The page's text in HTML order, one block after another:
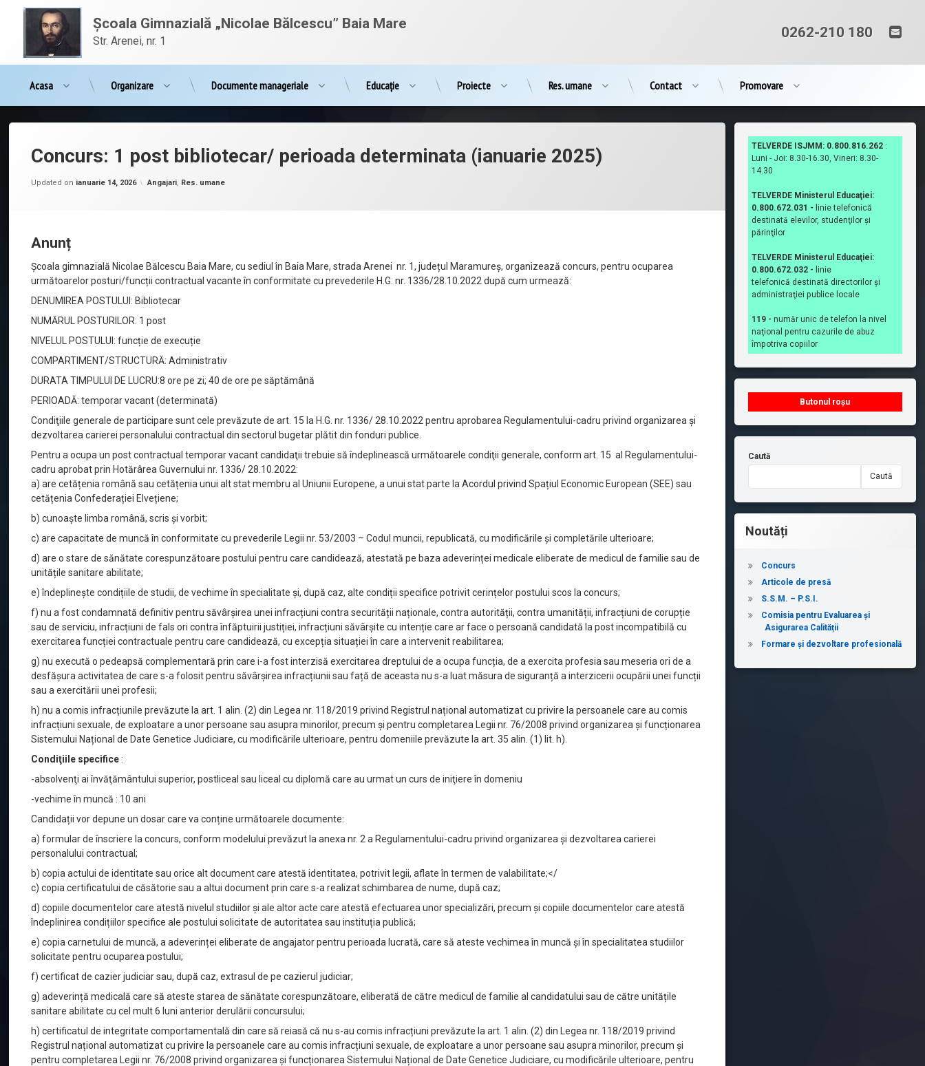
conținut
Școala Gimnazială „Nicolae Bălcescu” Baia Mare
Str. Arenei, nr. 1
Tel:
0262-210 180
Acasa Organizare Documente manageriale Educație Proiecte Res. umane Contact Promovare
Concurs: 1 post bibliotecar/ perioada determinata (ianuarie 2025)
Updated on ianuarie 14, 2026 Categorii:
Angajari, Res. umane
Anunț
Școala gimnazială Nicolae Bălcescu Baia Mare, cu sediul în Baia Mare, strada Arenei nr. 1, județul Maramureș, organizează concurs, pentru ocuparea
următoarelor posturi/funcții contractual vacante în conformitate cu prevederile H.G. nr. 1336/28.10.2022 după cum urmează:
DENUMIREA POSTULUI: Bibliotecar
NUMĂRUL POSTURILOR: 1 post
NIVELUL POSTULUI: funcție de execuție
COMPARTIMENT/STRUCTURĂ: Administrativ
DURATA TIMPULUI DE LUCRU:8 ore pe zi; 40 de ore pe săptămână
PERIOADĂ: temporar vacant (determinată)
Condiţiile generale de participare sunt cele prevăzute de art. 15 la H.G. nr. 1336/ 28.10.2022 pentru aprobarea Regulamentului-cadru privind organizarea și
dezvoltarea carierei personalului contractual din sectorul bugetar plătit din fonduri publice.
Pentru a ocupa un post contractual temporar vacant candidaţii trebuie să îndeplinească următoarele condiţii generale, conform art. 15 al Regulamentului-
cadru aprobat prin Hotărârea Guvernului nr. 1336/ 28.10.2022:
a) are cetățenia română sau cetățenia unui alt stat membru al Uniunii Europene, a unui stat parte la Acordul privind Spațiul Economic European (SEE) sau
cetățenia Confederației Elvețiene;
b) cunoaște limba română, scris și vorbit;
c) are capacitate de muncă în conformitate cu prevederile Legii nr. 53/2003 – Codul muncii, republicată, cu modificările și completările ulterioare;
d) are o stare de sănătate corespunzătoare postului pentru care candidează, atestată pe baza adeverinței medicale eliberate de medicul de familie sau de
unitățile sanitare abilitate;
e) îndeplinește condițiile de studii, de vechime în specialitate și, după caz, alte condiții specifice potrivit cerințelor postului scos la concurs;
f) nu a fost condamnată definitiv pentru săvârșirea unei infracțiuni contra securității naționale, contra autorității, contra umanității, infracțiuni de corupție
sau de serviciu, infracțiuni de fals ori contra înfăptuirii justiției, infracțiuni săvârșite cu intenție care ar face o persoană candidată la post incompatibilă cu
exercitarea funcției contractuale pentru care candidează, cu excepția situației în care a intervenit reabilitarea;
g) nu execută o pedeapsă complementară prin care i-a fost interzisă exercitarea dreptului de a ocupa funcția, de a exercita profesia sau meseria ori de a
desfășura activitatea de care s-a folosit pentru săvârșirea infracțiunii sau față de aceasta nu s-a luat măsura de siguranță a interzicerii ocupării unei funcții
sau a exercitării unei profesii;
h) nu a comis infracțiunile prevăzute la art. 1 alin. (2) din Legea nr. 118/2019 privind Registrul național automatizat cu privire la persoanele care au comis
infracțiuni sexuale, de exploatare a unor persoane sau asupra minorilor, precum și pentru completarea Legii nr. 76/2008 privind organizarea și funcționarea
Sistemului Național de Date Genetice Judiciare, cu modificările ulterioare, pentru domeniile prevăzute la art. 35 alin. (1) lit. h).
Condiţiile specifice :
-absolvenţi ai învăţământului superior, postliceal sau liceal cu diplomă care au urmat un curs de iniţiere în domeniu
-vechime în muncă : 10 ani
Candidații vor depune un dosar care va conține următoarele documente:
a) formular de înscriere la concurs, conform modelului prevăzut la anexa nr. 2 a Regulamentului-cadru privind organizarea și dezvoltarea carierei
personalului contractual;
b) copia actului de identitate sau orice alt document care atestă identitatea, potrivit legii, aflate în termen de valabilitate;</
c) copia certificatului de căsătorie sau a altui document prin care s-a realizat schimbarea de nume, după caz;
d) copiile documentelor care atestă nivelul studiilor și ale altor acte care atestă efectuarea unor specializări, precum și copiile documentelor care atestă
îndeplinirea condițiilor specifice ale postului solicitate de autoritatea sau instituția publică;
e) copia carnetului de muncă, a adeverinței eliberate de angajator pentru perioada lucrată, care să ateste vechimea în muncă și în specialitatea studiilor
solicitate pentru ocuparea postului;
f) certificat de cazier judiciar sau, după caz, extrasul de pe cazierul judiciar;
g) adeverință medicală care să ateste starea de sănătate corespunzătoare, eliberată de către medicul de familie al candidatului sau de către unitățile
sanitare abilitate cu cel mult 6 luni anterior derulării concursului;
h) certificatul de integritate comportamentală din care să reiasă că nu s-au comis infracțiuni prevăzute la art. 1 alin. (2) din Legea nr. 118/2019 privind
Registrul național automatizat cu privire la persoanele care au comis infracțiuni sexuale, de exploatare a unor persoane sau asupra minorilor, precum și
pentru completarea Legii nr. 76/2008 privind organizarea și funcționarea Sistemului Național de Date Genetice Judiciare, cu modificările ulterioare, pentru
TELVERDE ISJMM: 0.800.816.262 :
Luni - Joi: 8.30-16.30, Vineri: 8.30-
14.30
TELVERDE Ministerul Educaţiei:
0.800.672.031 - linie telefonică
destinată elevilor, studenţilor şi
părinţilor
TELVERDE Ministerul Educaţiei:
0.800.672.032 - linie
telefonică destinată directorilor şi
administraţiei publice locale
119 -număr unic de telefon la nivel
naţional pentru cazurile de abuz
împotriva copiilor
Butonul roșu
Caută
Caută
Noutăți
Concurs
Articole de presă
S.S.M. – P.S.I.
Comisia pentru Evaluarea și
Asigurarea Calității
Formare și dezvoltare profesională